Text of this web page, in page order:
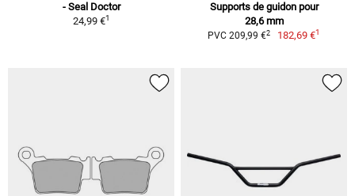
- Seal Doctor
24,99 €1
Supports de guidon pour
28,6 mm
PVC 209,99 €2 182,69 €1